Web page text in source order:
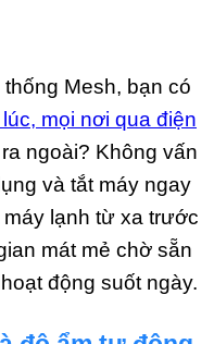
Mesh, bạn có
mọi nơi qua điện
ngoài? Không vấn
và tắt máy ngay
lạnh từ xa trước
mát mẻ chờ sẵn
động suốt ngày.